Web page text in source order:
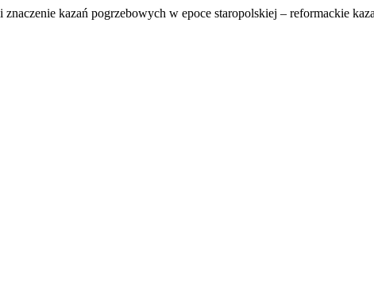
kazań pogrzebowych w epoce staropolskiej – reformackie